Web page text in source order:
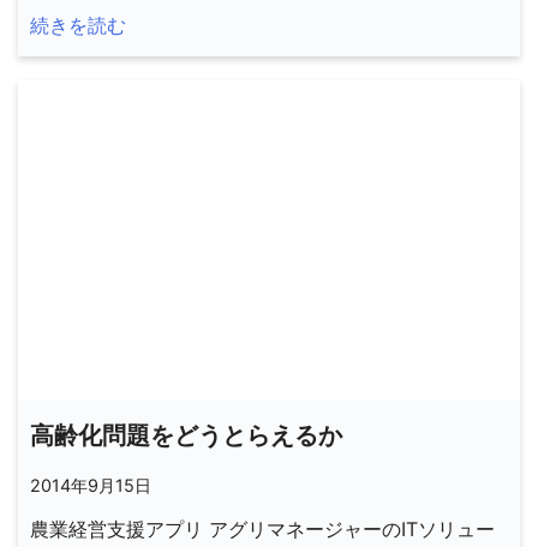
続きを読む
高齢化問題をどうとらえるか
2014年9月15日
農業経営支援アプリ アグリマネージャーのITソリュー